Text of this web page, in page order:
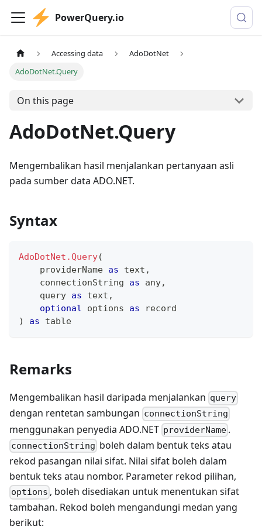
PowerQuery.io
Accessing data
AdoDotNet
AdoDotNet.Query
On this page
AdoDotNet.Query
Mengembalikan hasil menjalankan pertanyaan asli
pada sumber data ADO.NET.
Syntax
AdoDotNet.Query(
    providerName
as text ,
    connectionString
as any,
    query
as text ,
optional options as
record
)
as table
Remarks
Mengembalikan hasil daripada menjalankan query
dengan rentetan sambungan connectionString
menggunakan penyedia ADO.NET providerName .
connectionString boleh dalam bentuk teks atau
rekod pasangan nilai sifat. Nilai sifat boleh dalam
bentuk teks atau nombor. Parameter rekod pilihan,
options , boleh disediakan untuk menentukan sifat
tambahan. Rekod boleh mengandungi medan yang
berikut: